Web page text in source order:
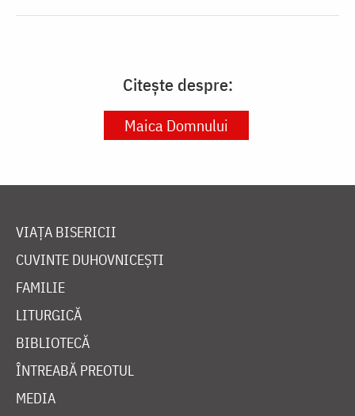
Citește despre:
Maica Domnului
VIAȚA BISERICII
CUVINTE DUHOVNICEȘTI
FAMILIE
LITURGICĂ
BIBLIOTECĂ
ÎNTREABĂ PREOTUL
MEDIA